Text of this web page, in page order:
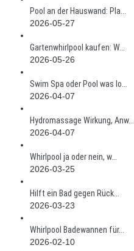
Pool an der Hauswand: Pla...
2026-05-27
Gartenwhirlpool kaufen: W...
2026-05-26
Swim Spa oder Pool was lo...
2026-04-07
Hydromassage Wirkung, Anw...
2026-04-07
Whirlpool ja oder nein, w...
2026-03-25
Hilft ein Bad gegen Rück...
2026-03-23
Whirlpool Badewannen für...
2026-02-10